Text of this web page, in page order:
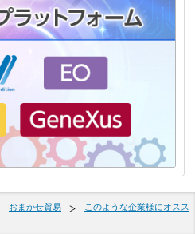
おまかせ貿易
このような企業様にオスス